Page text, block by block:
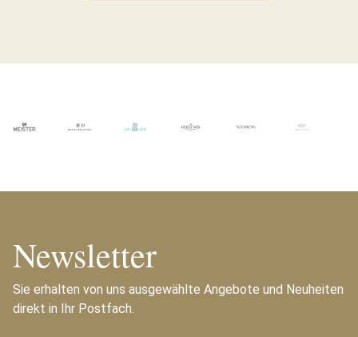
Newsletter
Sie erhalten von uns ausgewählte Angebote und Neuheiten
direkt in Ihr Postfach.